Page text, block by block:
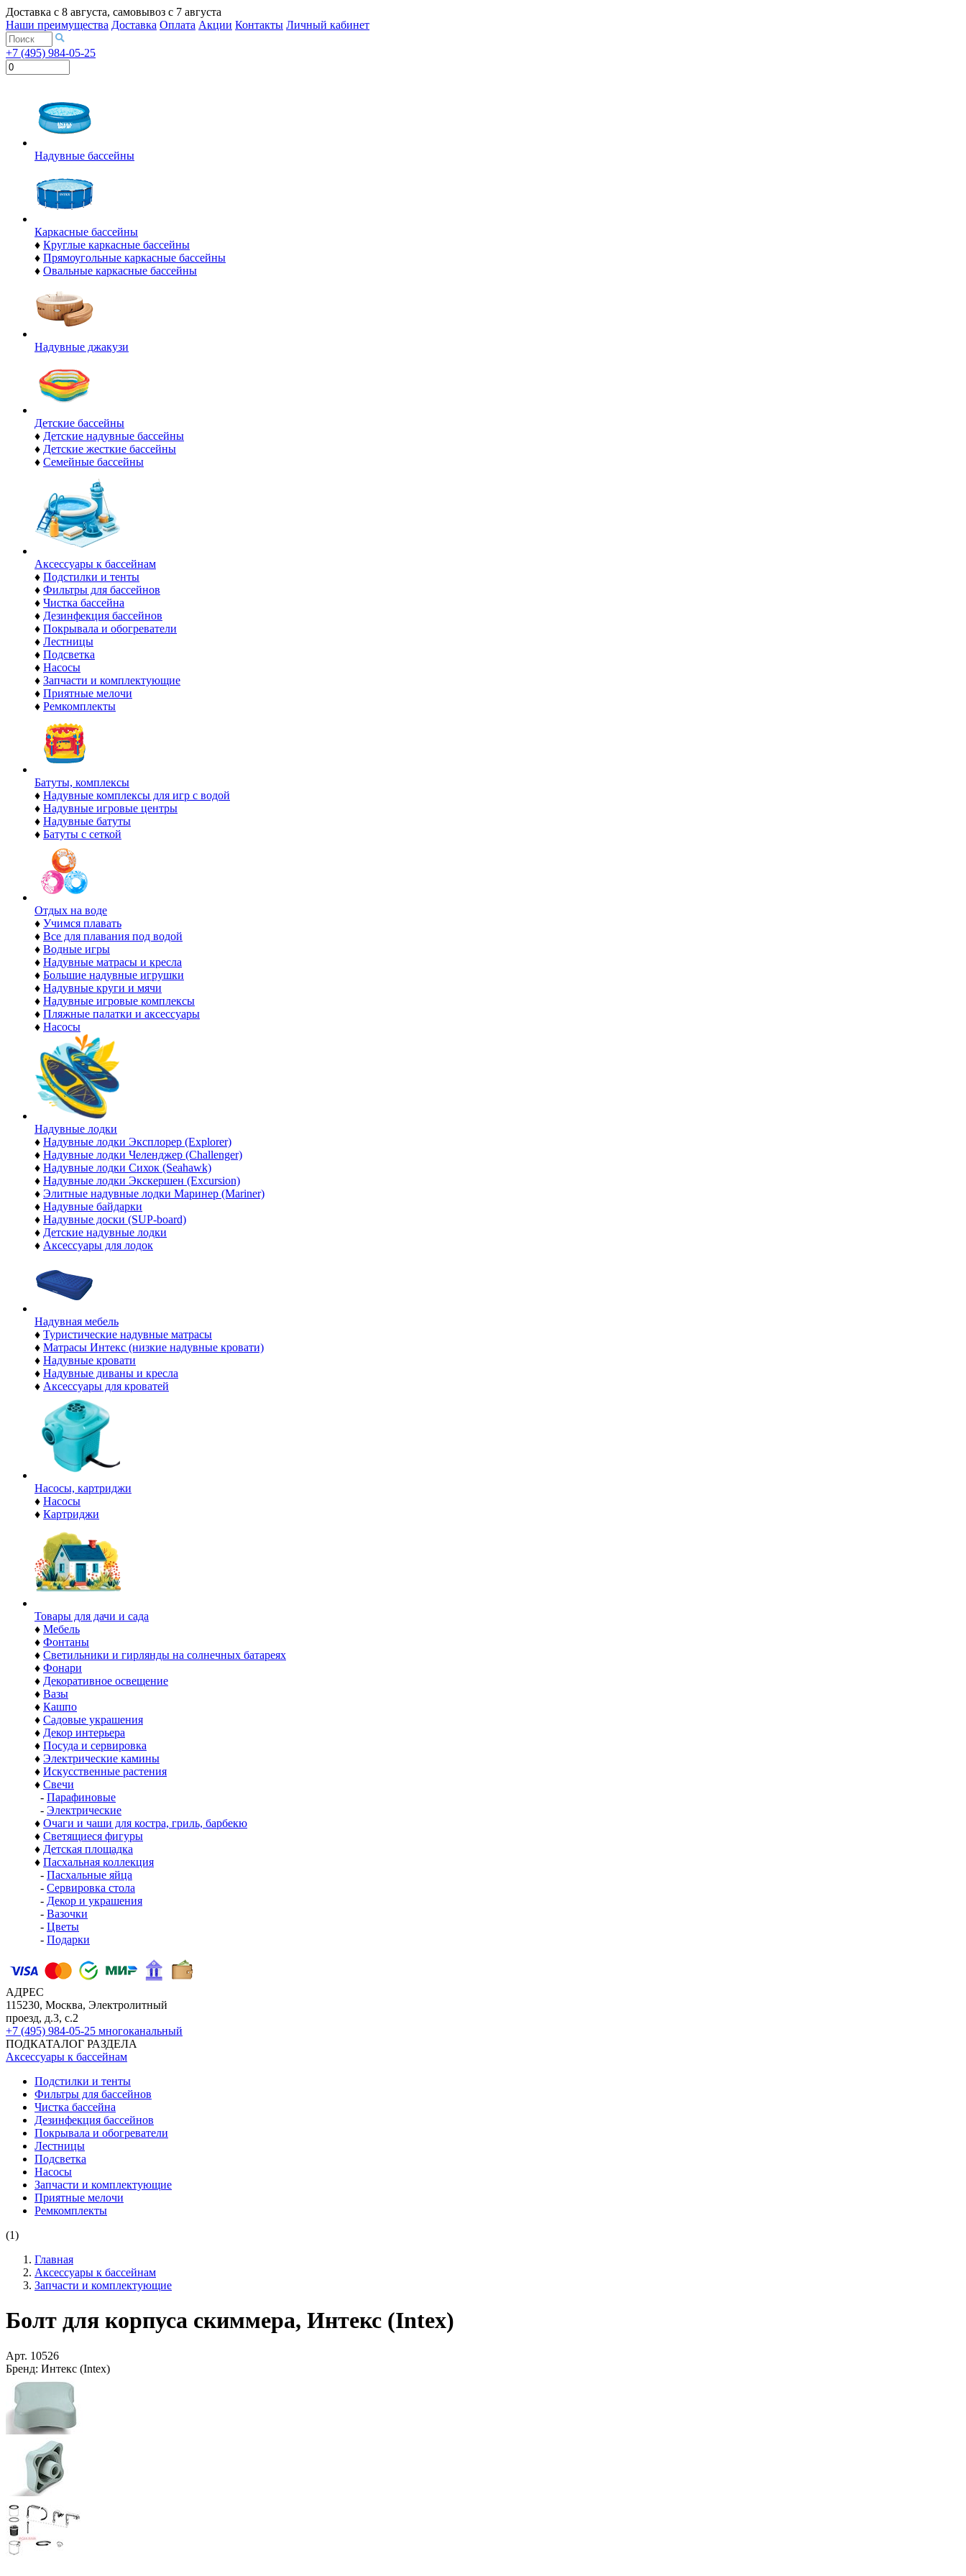
Доставка с 8 августа, самовывоз с 7 августа
Наши преимущества Доставка Оплата Акции Контакты Личный кабинет
+7 (495) 984-05-25
Надувные бассейны
Каркасные бассейны
♦ Круглые каркасные бассейны
♦ Прямоугольные каркасные бассейны
♦ Овальные каркасные бассейны
Надувные джакузи
Детские бассейны
♦ Детские надувные бассейны
♦ Детские жесткие бассейны
♦ Семейные бассейны
Аксессуары к бассейнам
♦ Подстилки и тенты
♦ Фильтры для бассейнов
♦ Чистка бассейна
♦ Дезинфекция бассейнов
♦ Покрывала и обогреватели
♦ Лестницы
♦ Подсветка
♦ Насосы
♦ Запчасти и комплектующие
♦ Приятные мелочи
♦ Ремкомплекты
Батуты, комплексы
♦ Надувные комплексы для игр с водой
♦ Надувные игровые центры
♦ Надувные батуты
♦ Батуты с сеткой
Отдых на воде
♦ Учимся плавать
♦ Все для плавания под водой
♦ Водные игры
♦ Надувные матрасы и кресла
♦ Большие надувные игрушки
♦ Надувные круги и мячи
♦ Надувные игровые комплексы
♦ Пляжные палатки и аксессуары
♦ Насосы
Надувные лодки
♦ Надувные лодки Эксплорер (Explorer)
♦ Надувные лодки Челенджер (Challenger)
♦ Надувные лодки Сихок (Seahawk)
♦ Надувные лодки Экскершен (Excursion)
♦ Элитные надувные лодки Маринер (Mariner)
♦ Надувные байдарки
♦ Надувные доски (SUP-board)
♦ Детские надувные лодки
♦ Аксессуары для лодок
Надувная мебель
♦ Туристические надувные матрасы
♦ Матрасы Интекс (низкие надувные кровати)
♦ Надувные кровати
♦ Надувные диваны и кресла
♦ Аксессуары для кроватей
Насосы, картриджи
♦ Насосы
♦ Картриджи
Товары для дачи и сада
♦ Мебель
♦ Фонтаны
♦ Светильники и гирлянды на солнечных батареях
♦ Фонари
♦ Декоративное освещение
♦ Вазы
♦ Кашпо
♦ Садовые украшения
♦ Декор интерьера
♦ Посуда и сервировка
♦ Электрические камины
♦ Искусственные растения
♦ Свечи
- Парафиновые
- Электрические
♦ Очаги и чаши для костра, гриль, барбекю
♦ Светящиеся фигуры
♦ Детская площадка
♦ Пасхальная коллекция
- Пасхальные яйца
- Сервировка стола
- Декор и украшения
- Вазочки
- Цветы
- Подарки
АДРЕС
115230, Москва, Электролитный
проезд, д.3, с.2
+7 (495) 984-05-25 многоканальный
ПОДКАТАЛОГ РАЗДЕЛА
Аксессуары к бассейнам
Подстилки и тенты
Фильтры для бассейнов
Чистка бассейна
Дезинфекция бассейнов
Покрывала и обогреватели
Лестницы
Подсветка
Насосы
Запчасти и комплектующие
Приятные мелочи
Ремкомплекты
(1)
Главная
Аксессуары к бассейнам
Запчасти и комплектующие
Болт для корпуса скиммера, Интекс (Intex)
Арт. 10526
Бренд: Интекс (Intex)